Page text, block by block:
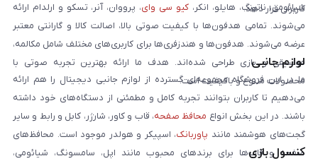
کاربران قرار دهد.
شیائومی، ناتینگ، هایلو، انکر، کیو سی وای، پرووان، آنر، تسکو و ارلدام ارائه
می‌شوند. تمامی هدفون‌ها با کیفیت صوتی بالا، اصالت کالا و گارانتی معتبر
عرضه می‌شوند. هدفون‌ها و هندزفری‌ها برای کاربری‌های مختلف شامل مکالمه،
موسیقی و بازی طراحی شده‌اند. هدف ما ارائه بهترین تجربه صوتی با
محصولات متنوع و باکیفیت است.
لوازم جانبی
ما در این فروشگاه مجموعه‌ای گسترده از لوازم جانبی دیجیتال را هم ارائه
می‌دهیم تا کاربران بتوانند تجربه کامل و مطمئنی از دستگاه‌های خود داشته
باشند. در این بخش انواع محافظ صفحه، قاب و کاور، شارژر، کابل و رابط و سایر
گجت‌های هوشمند مانند پاوربانک، اسپیکر و هولدر موجود است. محافظ‌های
صفحه و قاب‌ها برای برندهای محبوب مانند اپل، سامسونگ، شیائومی،
کنسول بازی